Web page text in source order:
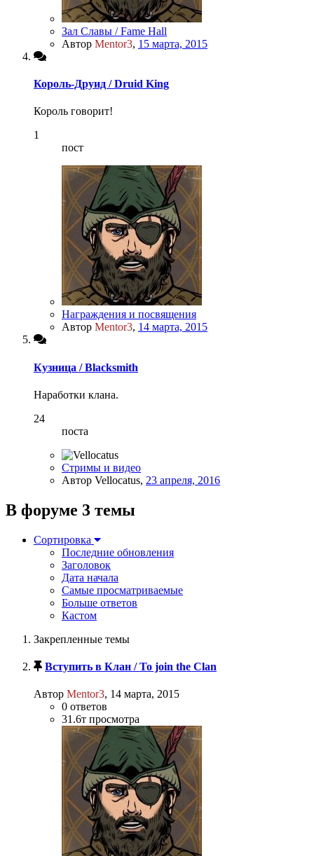
Зал Славы / Fame Hall
Автор Mentor3, 15 марта, 2015
Король-Друид / Druid King
Король говорит!
1
пост
Награждения и посвящения
Автор Mentor3, 14 марта, 2015
Кузница / Blacksmith
Наработки клана.
24
поста
Стримы и видео
Автор Vellocatus, 23 апреля, 2016
В форуме 3 темы
Сортировка
Последние обновления
Заголовок
Дата начала
Самые просматриваемые
Больше ответов
Кастом
Закрепленные темы
Вступить в Клан / To join the Clan
Автор Mentor3, 14 марта, 2015
0 ответов
31.6т просмотра